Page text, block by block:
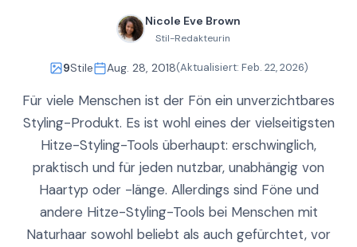
Nicole Eve Brown
Stil-Redakteurin
9Stile Aug. 28, 2018(Aktualisiert: Feb. 22, 2026)
Für viele Menschen ist der Fön ein unverzichtbares
Styling-Produkt. Es ist wohl eines der vielseitigsten
Hitze-Styling-Tools überhaupt: erschwinglich,
praktisch und für jeden nutzbar, unabhängig von
Haartyp oder -länge. Allerdings sind Föne und
andere Hitze-Styling-Tools bei Menschen mit
Naturhaar sowohl beliebt als auch gefürchtet, vor